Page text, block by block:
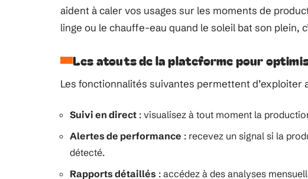
aident à caler vos usages sur les moments de
linge ou le chauffe-eau quand le soleil bat son plein,
Les atouts de la plateforme pour
Les fonctionnalités suivantes permettent d’exploiter
Suivi en direct : visualisez à tout moment la
Alertes de performance : recevez un signal si la
détecté.
Rapports détaillés : accédez à des analyses